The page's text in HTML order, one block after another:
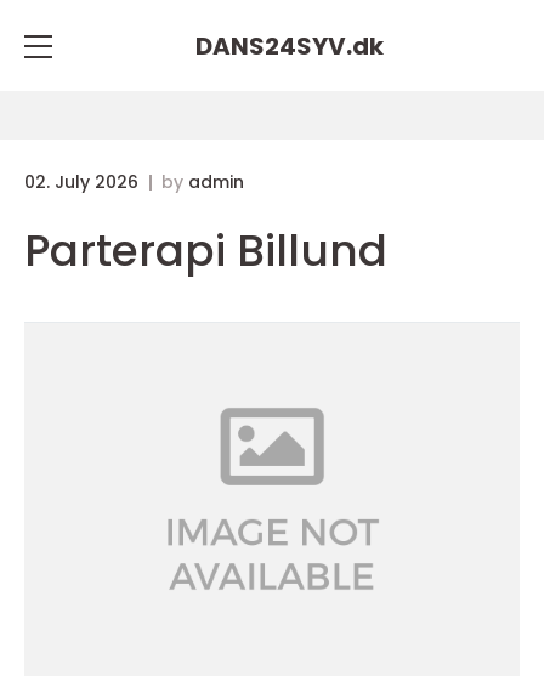
DANS24SYV.dk
02. July 2026 by admin
Parterapi Billund